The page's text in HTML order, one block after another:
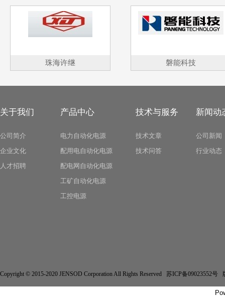
珠海许继 磐能科技
关于我们
公司简介
企业文化
人才招聘
产品中心
电力自动化电源
配用电自动化电源
配电网自动化电源
工矿自动化电源
工控电源
技术与服务
技术文章
技术问答
新闻动
公司新闻
行业动态
Copyright © 2015-2020 JENSOD Corporation All Rights Reserved 苏ICP备09023552